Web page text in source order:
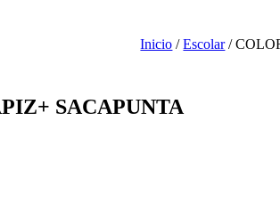
Inicio /Escolar/
SACAPUNTA